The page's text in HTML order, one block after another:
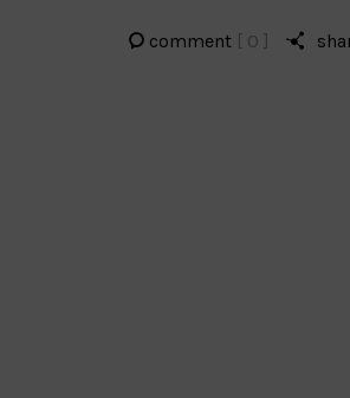
comment [ 0 ]